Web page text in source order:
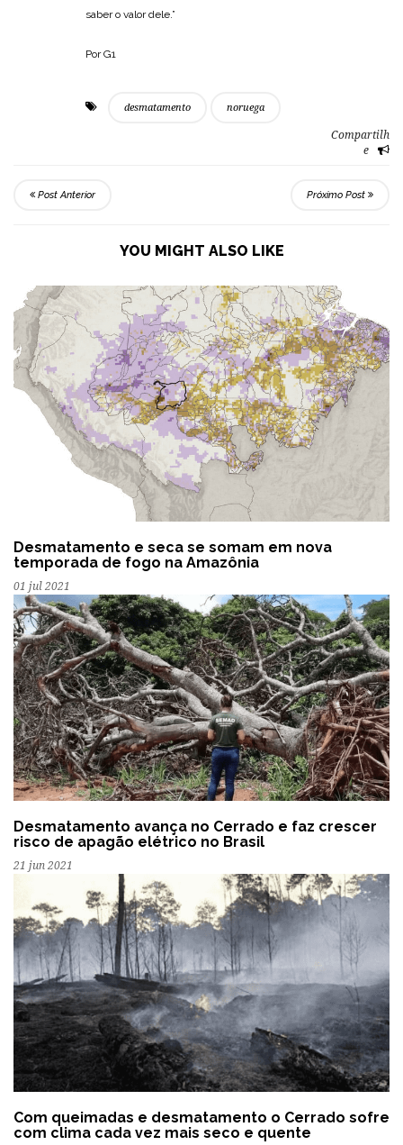
saber o valor dele.”
Por G1
desmatamento noruega
Compartilh
e
Post Anterior Próximo Post
YOU MIGHT ALSO LIKE
Desmatamento e seca se somam em nova
temporada de fogo na Amazônia
01 jul 2021
Desmatamento avança no Cerrado e faz crescer
risco de apagão elétrico no Brasil
21 jun 2021
Com queimadas e desmatamento o Cerrado sofre
com clima cada vez mais seco e quente